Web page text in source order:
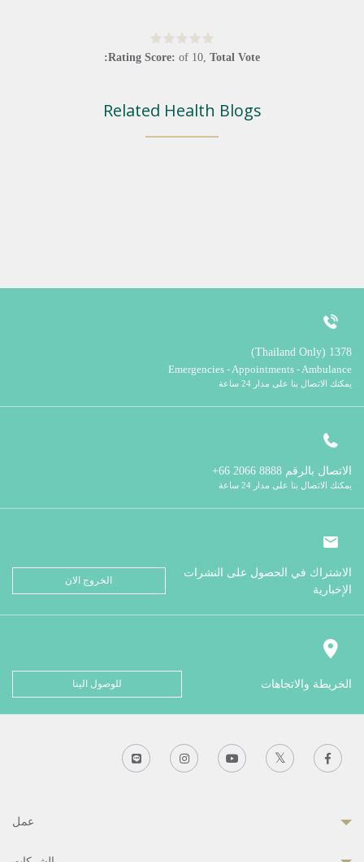
Rating Score: of 10, Total Vote:
Related Health Blogs
1378 (Thailand Only)
Emergencies - Appointments - Ambulance
يمكنك الاتصال بنا على مدار 24 ساعة
الاتصال بالرقم
يمكنك الاتصال بنا على مدار 24 ساعة
الاشتراك في الحصول على النشرات
الإخبارية
الخروج الان
الخريطة والاتجاهات للوصول الينا
عمل